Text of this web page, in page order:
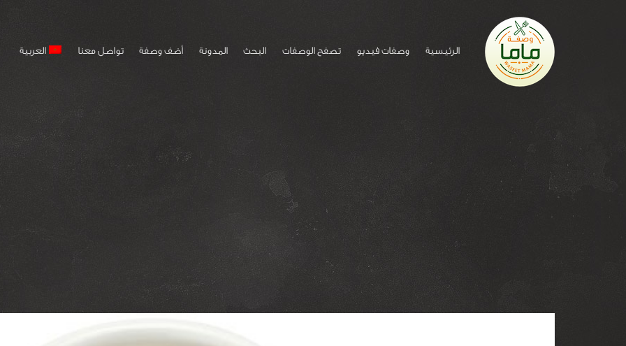
الرئيسية وصفات فيديو تصفح الوصفات البحث المدونة أضف وصفة تواصل معنا العربية